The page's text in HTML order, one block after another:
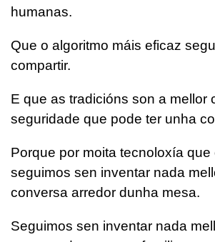
humanas.
Que o algoritmo máis eficaz
compartir.
E que as tradicións son a mellor
seguridade que pode ter unha
Porque por moita tecnoloxía que
seguimos sen inventar nada
conversa arredor dunha mesa.
Seguimos sen inventar nada